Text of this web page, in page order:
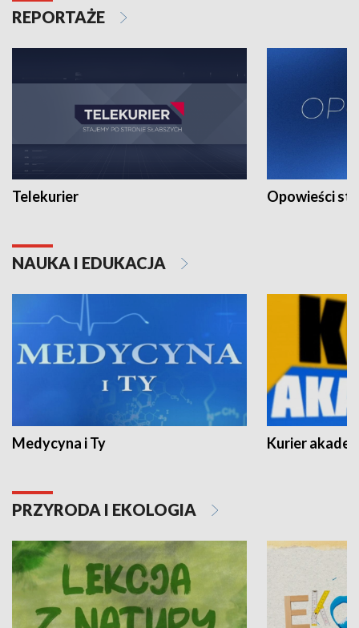
REPORTAŻE
Telekurier Opowieści
NAUKA I EDUKACJA
Medycyna i Ty Kurier
PRZYRODA I EKOLOGIA